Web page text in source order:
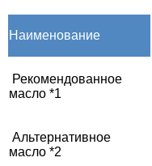
Наименование
Рекомендованное
масло *1
Альтернативное
масло *2